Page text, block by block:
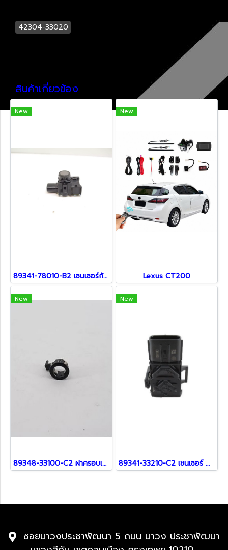
42304-33020
สินค้าเกี่ยวข้อง
New
89341-78010-B2 เซนเซอร์กันชน สำหรับรถ Lexus
New
Lexus CT200
New
89348-33100-C2 ฝาครอบเซ็นเซอร์ สำหรับ Lexus
New
89341-33210-C2 เซนเซอร์ สำหรับ Lexus
ซอยนาวงประชาพัฒนา 5 ถนน นาวง ประชาพัฒนา